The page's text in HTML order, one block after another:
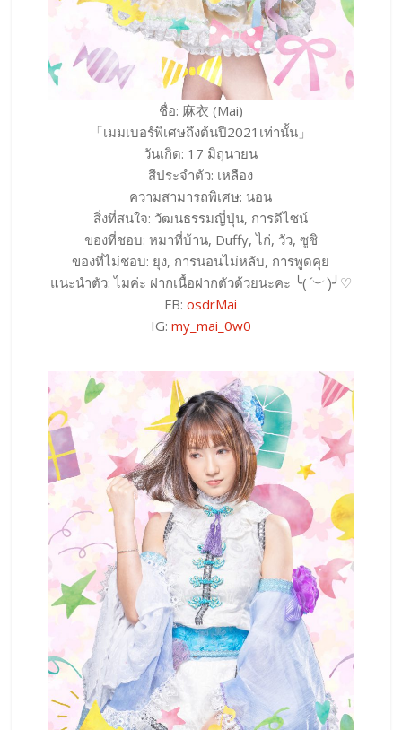
ชื่อ: 麻衣 (Mai)
「เมมเบอร์พิเศษถึงต้นปี2021เท่านั้น」
วันเกิด: 17 มิถุนายน
สีประจำตัว: เหลือง
ความสามารถพิเศษ: นอน
สิ่งที่สนใจ: วัฒนธรรมญี่ปุ่น, การดีไซน์
ของที่ชอบ: หมาที่บ้าน, Duffy, ไก่, วัว, ซูชิ
ของที่ไม่ชอบ: ยุง, การนอนไม่หลับ, การพูดคุย
แนะนำตัว: ไมค่ะ ฝากเนื้อฝากตัวด้วยนะคะ ╰( ´︶`)╯♡
FB:osdrMai
IG: my_mai_0w0